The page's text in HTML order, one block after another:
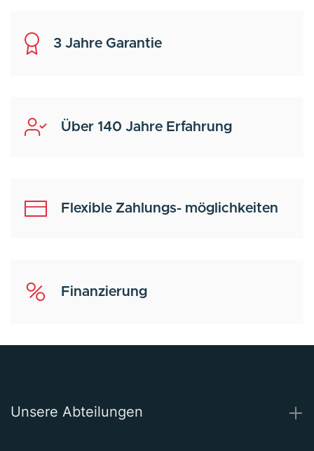
3 Jahre Garantie
Über 140 Jahre Erfahrung
Flexible Zahlungs- möglichkeiten
Finanzierung
Unsere Abteilungen